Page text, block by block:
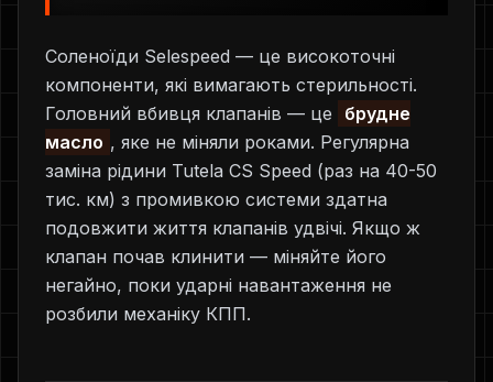
Соленоїди Selespeed — це високоточні
компоненти, які вимагають стерильності.
Головний вбивця клапанів — це
брудне
масло , яке не міняли роками. Регулярна
заміна рідини Tutela CS Speed (раз на 40-50
тис. км) з промивкою системи здатна
подовжити життя клапанів удвічі. Якщо ж
клапан почав клинити — міняйте його
негайно, поки ударні навантаження не
розбили механіку КПП.